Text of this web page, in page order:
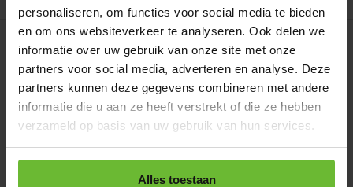
personaliseren, om functies voor social media te bieden
en om ons websiteverkeer te analyseren. Ook delen we
informatie over uw gebruik van onze site met onze
partners voor social media, adverteren en analyse. Deze
partners kunnen deze gegevens combineren met andere
informatie die u aan ze heeft verstrekt of die ze hebben
verzameld op basis van uw gebruik van hun services.
Alles toestaan
Op werkdagen voor 15.00 uur besteld, dezelfde dag
Strooibus 100 gram
Op voorraad
€4,25
Totaal:€4,25
Zak 1 kilo
Totaal:€13,95